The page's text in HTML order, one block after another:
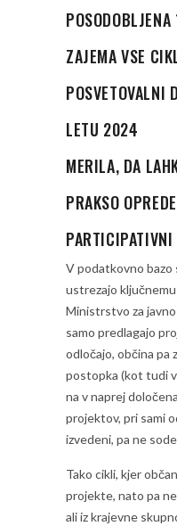
ZAJEMA VSE
POSVETOVALNI
LETU 2024
MERILA, DA
PRAKSO
V podatkovno bazo
ustrezajo
Ministrstvo za
samo predlagajo
odločajo, občina pa
postopka (kot tudi
na v naprej
projektov, pri sami
izvedeni, pa ne
Tako cikli, kjer
projekte, nato pa
ali iz krajevne